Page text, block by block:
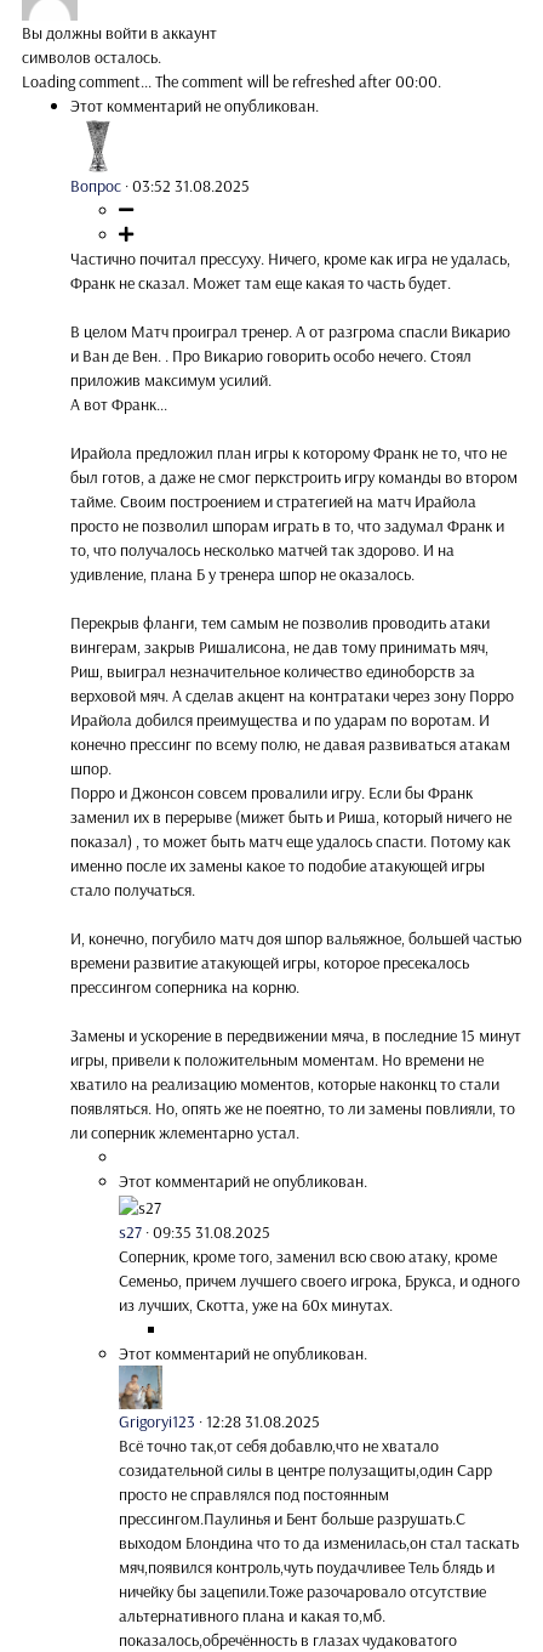
Вы должны войти в аккаунт
символов осталось.
Loading comment...The comment will be refreshed after00:00.
Этот комментарий не опубликован.
Вопрос ·03:52 31.08.2025
Частично почитал прессуху. Ничего, кроме как игра не удалась,
Франк не сказал. Может там еще какая то часть будет.
В целом Матч проиграл тренер. А от разгрома спасли Викарио
и Ван де Вен. . Про Викарио говорить особо нечего. Стоял
приложив максимум усилий.
А вот Франк...
Ирайола предложил план игры к которому Франк не то, что не
был готов, а даже не смог перкстроить игру команды во втором
тайме. Своим построением и стратегией на матч Ирайола
просто не позволил шпорам играть в то, что задумал Франк и
то, что получалось несколько матчей так здорово. И на
удивление, плана Б у тренера шпор не оказалось.
Перекрыв фланги, тем самым не позволив проводить атаки
вингерам, закрыв Ришалисона, не дав тому принимать мяч,
Риш, выиграл незначительное количество единоборств за
верховой мяч. А сделав акцент на контратаки через зону Порро
Ирайола добился преимущества и по ударам по воротам. И
конечно прессинг по всему полю, не давая развиваться атакам
шпор.
Порро и Джонсон совсем провалили игру. Если бы Франк
заменил их в перерыве (мижет быть и Риша, который ничего не
показал) , то может быть матч еще удалось спасти. Потому как
именно после их замены какое то подобие атакующей игры
стало получаться.
И, конечно, погубило матч доя шпор вальяжное, большей частью
времени развитие атакующей игры, которое пресекалось
прессингом соперника на корню.
Замены и ускорение в передвижении мяча, в последние 15 минут
игры, привели к положительным моментам. Но времени не
хватило на реализацию моментов, которые наконкц то стали
появляться. Но, опять же не поеятно, то ли замены повлияли, то
ли соперник жлементарно устал.
Этот комментарий не опубликован.
s27 ·09:35 31.08.2025
Соперник, кроме того, заменил всю свою атаку, кроме
Семеньо, причем лучшего своего игрока, Брукса, и одного
из лучших, Скотта, уже на 60х минутах.
Этот комментарий не опубликован.
Grigoryi123 ·12:28 31.08.2025
Всё точно так,от себя добавлю,что не хватало
созидательной силы в центре полузащиты,один Сарр
просто не справлялся под постоянным
прессингом.Паулинья и Бент больше разрушать.С
выходом Блондина что то да изменилась,он стал таскать
мяч,появился контроль,чуть поудачливее Тель блядь и
ничейку бы зацепили.Тоже разочаровало отсутствие
альтернативного плана и какая то,мб.
показалось,обречённость в глазах чудаковатого